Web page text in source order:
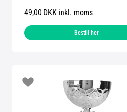
49,00 DKK inkl. moms
Bestill her